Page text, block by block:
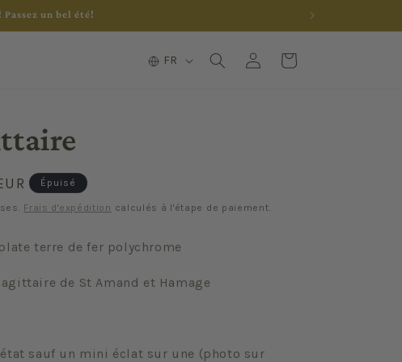
un bel été!
L
FR ConnexionPanier
Épuisé
Frais d'expédition calculés à l'étape de paiement.
terre de fer polychrome
de St Amand et Hamage
état sauf un mini éclat sur une (photo sur